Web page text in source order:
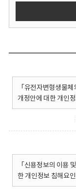
「유전자변형생물
개정안에 대한 개인
「신용정보의 이용
한 개인정보 침해요